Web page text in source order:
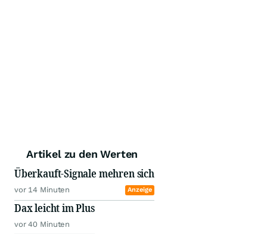
Artikel zu den Werten
Überkauft-Signale mehren sich
vor 14 Minuten Anzeige
Dax leicht im Plus
vor 40 Minuten